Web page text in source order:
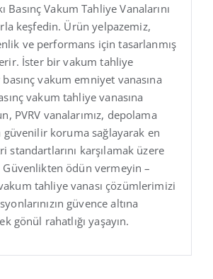
Basınç Vakum Tahliye Vanalarını
keşfedin. Ürün yelpazemiz,
ve performans için tasarlanmış
İster bir vakum tahliye
vakum emniyet vanasına
vakum tahliye vanasına
PVRV vanalarımız, depolama
güvenilir koruma sağlayarak en
standartlarını karşılamak üzere
Güvenlikten ödün vermeyin –
tahliye vanası çözümlerimizi
güvence altına
gönül rahatlığı yaşayın.